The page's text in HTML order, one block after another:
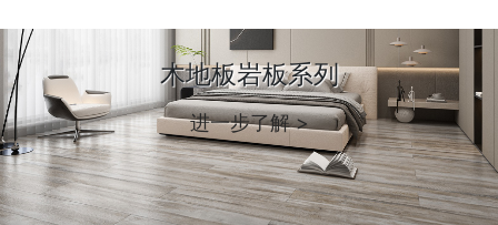
木地板岩板系列
进一步了解 >